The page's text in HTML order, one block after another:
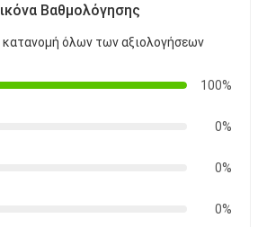
Βαθμολόγησης
κατανομή όλων των αξιολογήσεων
100%
0%
0%
0%